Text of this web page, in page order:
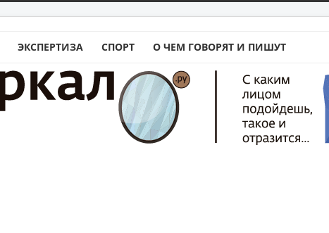
ЭКСПЕРТИЗА СПОРТ О ЧЕМ ГОВОРЯТ И ПИШУТ